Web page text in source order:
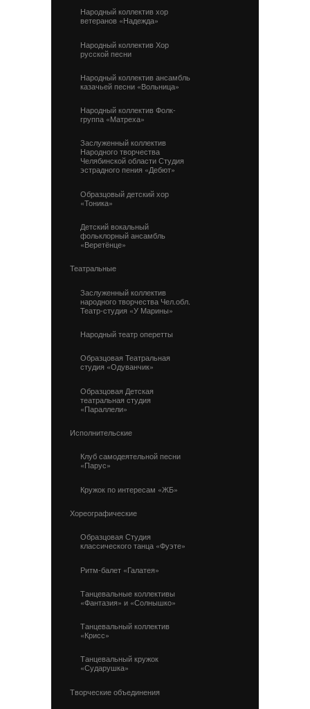
Народный коллектив хор
ветеранов «Надежда»
Народный коллектив Хор
русской песни
Народный коллектив ансамбль
казачьей песни «Вольница»
Народный коллектив Фолк-
группа «Матреха»
Заслуженный коллектив
Народного творчества
Челябинской области Студия
эстрадного пения «Дебют»
Образцовый детский хор
«Тоника»
Детский вокальный
фольклорный ансамбль
«Веретёнце»
Театральные
Заслуженный коллектив
народного творчества Чел.обл.
Театр-студия «У Марины»
Народный театр оперетты
Образцовая Театральная
студия «Одуванчик»
Образцовая Детская
театральная студия
«Параллели»
Исполнительские
Клуб самодеятельной песни
«Парус»
Кружок по интересам «ЖБ»
Хореографические
Образцовая Студия
классического танца «Фуэте»
Ритм-балет «Галатея»
Танцевальные коллективы
«Фантазия» и «Солнышко»
Танцевальный коллектив
«Крисс»
Танцевальный кружок
«Сударушка»
Творческие объединения